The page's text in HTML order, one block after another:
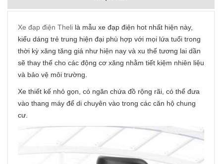
Xe đạp điện Theli là mẫu xe đạp điện hot nhất hiện này,
kiểu dáng trẻ trung hiện đại phù hợp với mọi lứa tuổi trong
thời kỳ xăng tăng giá như hiện nay và xu thế tương lai dần
sẽ thay thế cho các động cơ xăng nhằm tiết kiệm nhiên liệu
và bảo vệ môi trường.
Xe thiết kế nhỏ gọn, có ngăn chứa đồ rộng rãi, có thể đưa
vào thang máy để di chuyên vào trong các căn hộ chung
cư.